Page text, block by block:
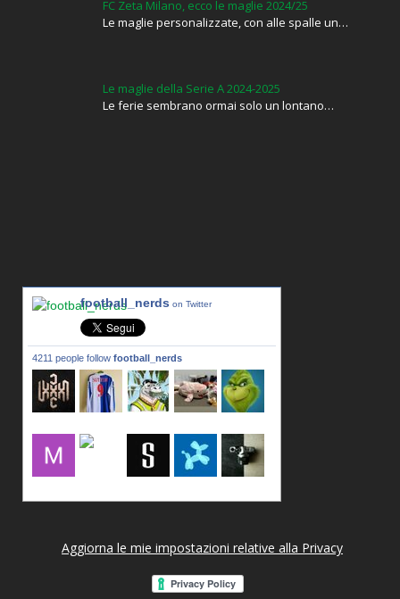
FC Zeta Milano, ecco le maglie 2024/25
Le maglie personalizzate, con alle spalle un…
Le maglie della Serie A 2024-2025
Le ferie sembrano ormai solo un lontano…
football_nerds on Twitter
4211 people follow football_nerds
Aggiorna le mie impostazioni relative alla Privacy